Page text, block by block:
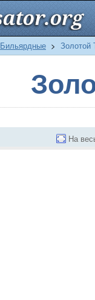
Бильярдные > Золотой
На